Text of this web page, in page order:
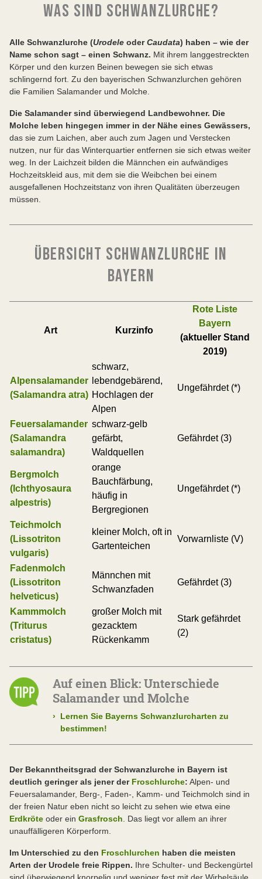
WAS SIND SCHWANZLURCHE?
Alle Schwanzlurche (Urodele oderCaudata) haben – wie der
Name schon sagt – einen Schwanz. Mit ihrem langgestreckten
Körper und den kurzen Beinen bewegen sie sich etwas
schlingernd fort. Zu den bayerischen Schwanzlurchen gehören
die Familien Salamander und Molche.
Die Salamander sind überwiegend Landbewohner. Die
Molche leben hingegen immer in der Nähe eines Gewässers,
das sie zum Laichen, aber auch zum Jagen und Verstecken
nutzen, nur für das Winterquartier entfernen sie sich etwas weiter
weg. In der Laichzeit bilden die Männchen ein aufwändiges
Hochzeitskleid aus, mit dem sie die Weibchen bei einem
ausgefallenen Hochzeitstanz von ihren Qualitäten überzeugen
müssen.
ÜBERSICHT SCHWANZLURCHE IN
BAYERN
Art Kurzinfo
Rote Liste
Bayern
(aktueller Stand
2019)
Alpensalamander
(Salamandra atra)
schwarz,
lebendgebärend,
Hochlagen der
Alpen
Ungefährdet (*)
Feuersalamander
(Salamandra
salamandra)
schwarz-gelb
gefärbt,
Waldquellen
Gefährdet (3)
Bergmolch
(Ichthyosaura
alpestris)
orange
Bauchfärbung,
häufig in
Bergregionen
Ungefährdet (*)
Teichmolch
(Lissotriton
vulgaris)
kleiner Molch, oft in
Gartenteichen
Vorwarnliste (V)
Fadenmolch
(Lissotriton
helveticus)
Männchen mit
Schwanzfaden
Gefährdet (3)
Kammmolch
(Triturus
cristatus)
großer Molch mit
gezacktem
Rückenkamm
Stark gefährdet
(2)
Auf einen Blick: Unterschiede
Salamander und Molche
›
Lernen Sie Bayerns Schwanzlurcharten zu
bestimmen!
Der Bekanntheitsgrad der Schwanzlurche in Bayern ist
deutlich geringer als jener der Froschlurche: Alpen- und
Feuersalamander, Berg-, Faden-, Kamm- und Teichmolch sind in
der freien Natur eben nicht so leicht zu sehen wie etwa eine
Erdkröte oder ein Grasfrosch. Das liegt vor allem an ihrer
unauffälligeren Körperform.
Im Unterschied zu den Froschlurchen haben die meisten
Arten der Urodele freie Rippen. Ihre Schulter- und Beckengürtel